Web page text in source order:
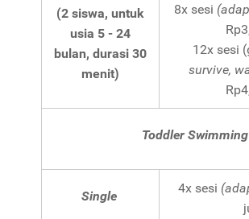
(2 siswa, untuk
usia 5 - 24
bulan, durasi 30
menit)
8x sesi
12x sesi
survive,
Toddler Swimming
Single
4x sesi